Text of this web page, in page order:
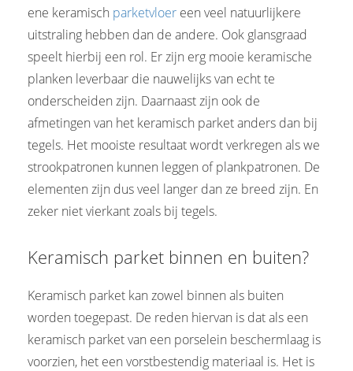
ene keramisch parketvloer een veel natuurlijkere
uitstraling hebben dan de andere. Ook glansgraad
speelt hierbij een rol. Er zijn erg mooie keramische
planken leverbaar die nauwelijks van echt te
onderscheiden zijn. Daarnaast zijn ook de
afmetingen van het keramisch parket anders dan bij
tegels. Het mooiste resultaat wordt verkregen als we
strookpatronen kunnen leggen of plankpatronen. De
elementen zijn dus veel langer dan ze breed zijn. En
zeker niet vierkant zoals bij tegels.
Keramisch parket binnen en buiten?
Keramisch parket kan zowel binnen als buiten
worden toegepast. De reden hiervan is dat als een
keramisch parket van een porselein beschermlaag is
voorzien, het een vorstbestendig materiaal is. Het is